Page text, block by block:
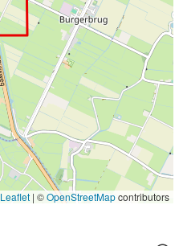
Leaflet | ©OpenStreetMapcontributors